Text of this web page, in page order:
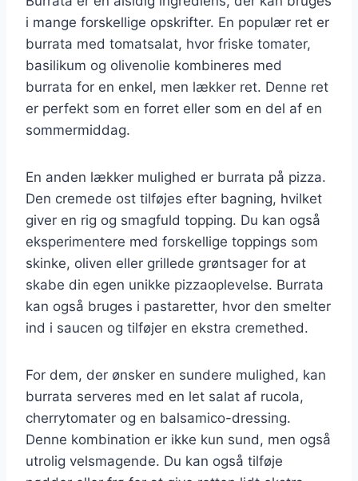
i mange forskellige opskrifter. En populær ret er
burrata med tomatsalat, hvor friske tomater,
basilikum og olivenolie kombineres med
burrata for en enkel, men lækker ret. Denne ret
er perfekt som en forret eller som en del af en
sommermiddag.
En anden lækker mulighed er burrata på pizza.
Den cremede ost tilføjes efter bagning, hvilket
giver en rig og smagfuld topping. Du kan også
eksperimentere med forskellige toppings som
skinke, oliven eller grillede grøntsager for at
skabe din egen unikke pizzaoplevelse. Burrata
kan også bruges i pastaretter, hvor den smelter
ind i saucen og tilføjer en ekstra cremethed.
For dem, der ønsker en sundere mulighed, kan
burrata serveres med en let salat af rucola,
cherrytomater og en balsamico-dressing.
Denne kombination er ikke kun sund, men også
utrolig velsmagende. Du kan også tilføje